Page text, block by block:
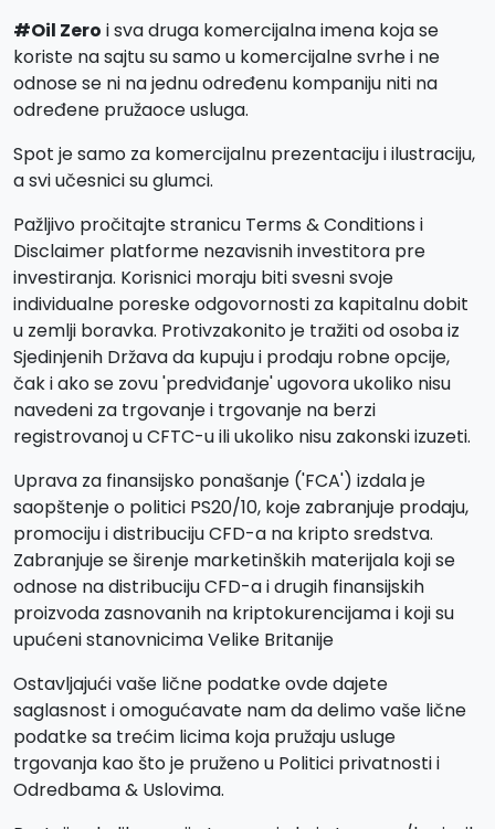
#Oil Zero i sva druga komercijalna imena koja se
koriste na sajtu su samo u komercijalne svrhe i ne
odnose se ni na jednu određenu kompaniju niti na
određene pružaoce usluga.
Spot je samo za komercijalnu prezentaciju i ilustraciju,
a svi učesnici su glumci.
Pažljivo pročitajte stranicu Terms & Conditions i
Disclaimer platforme nezavisnih investitora pre
investiranja. Korisnici moraju biti svesni svoje
individualne poreske odgovornosti za kapitalnu dobit
u zemlji boravka. Protivzakonito je tražiti od osoba iz
Sjedinjenih Država da kupuju i prodaju robne opcije,
čak i ako se zovu 'predviđanje' ugovora ukoliko nisu
navedeni za trgovanje i trgovanje na berzi
registrovanoj u CFTC-u ili ukoliko nisu zakonski izuzeti.
Uprava za finansijsko ponašanje ('FCA') izdala je
saopštenje o politici PS20/10, koje zabranjuje prodaju,
promociju i distribuciju CFD-a na kripto sredstva.
Zabranjuje se širenje marketinških materijala koji se
odnose na distribuciju CFD-a i drugih finansijskih
proizvoda zasnovanih na kriptokurencijama i koji su
upućeni stanovnicima Velike Britanije
Ostavljajući vaše lične podatke ovde dajete
saglasnost i omogućavate nam da delimo vaše lične
podatke sa trećim licima koja pružaju usluge
trgovanja kao što je pruženo u Politici privatnosti i
Odredbama & Uslovima.